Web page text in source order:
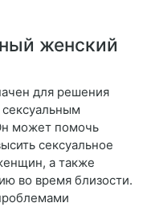
женский
для решения
может помочь
сексуальное
а также
во время близости.